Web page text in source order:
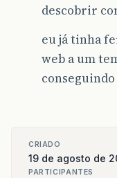
descobrir
eu já tinha
web a um
CRIADO
19 de agosto de
PARTICIPANTES